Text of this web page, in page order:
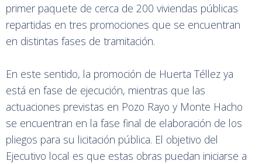
primer paquete de cerca de 200 viviendas públicas
repartidas en tres promociones que se encuentran
en distintas fases de tramitación.
En este sentido, la promoción de Huerta Téllez ya
está en fase de ejecución, mientras que las
actuaciones previstas en Pozo Rayo y Monte Hacho
se encuentran en la fase final de elaboración de los
pliegos para su licitación pública. El objetivo del
Ejecutivo local es que estas obras puedan iniciarse a